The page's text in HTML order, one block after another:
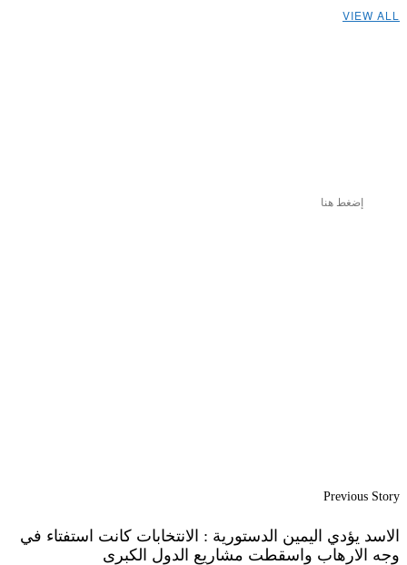
VIEW ALL
إضغط هنا
Previous Story
الاسد يؤدي اليمين الدستورية : الانتخابات كانت استفتاء في
وجه الارهاب واسقطت مشاريع الدول الكبرى